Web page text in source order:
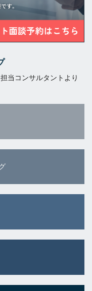
当コンサルタントより